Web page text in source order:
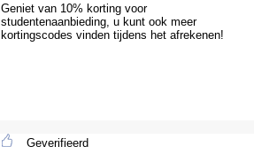
Geniet van 10% korting voor
studentenaanbieding, u kunt ook meer
kortingscodes vinden tijdens het afrekenen!
Geverifieerd